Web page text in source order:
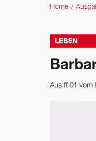
Home
LEBEN
Aus ff 01 vom